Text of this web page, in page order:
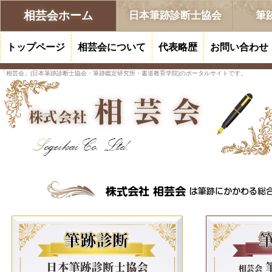
相芸会ホーム 日本筆跡診断士協会 筆
トップページ 相芸会について 代表略歴 お問い合わせ
「相芸会」(日本筆跡診断士協会・筆跡鑑定研究所・書道教育学院)のポータルサイトです。